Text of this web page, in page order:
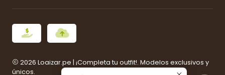
2026 Loaizar.pe | ¡Completa tu outfit!. Modelos exclusivos y
únicos.